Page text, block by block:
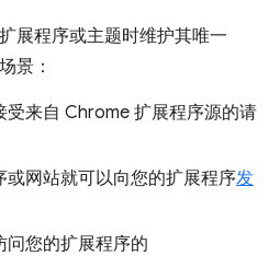
展程序或主题时维护其唯一
景：
受来自 Chrome 扩展程序源的请
或网站就可以向您的扩展程序发
问您的扩展程序的